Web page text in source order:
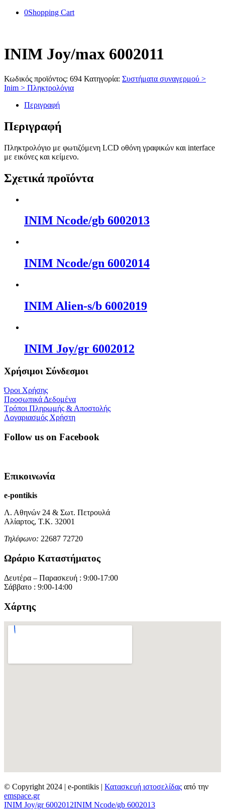
0Shopping Cart
INIM Joy/max 6002011
Κωδικός προϊόντος: 694 Κατηγορία: Συστήματα συναγερμού >
Inim > Πληκτρολόγια
Περιγραφή
Περιγραφή
Πληκτρολόγιο με φωτιζόμενη LCD οθόνη γραφικών και interface
με εικόνες και κείμενο.
Σχετικά προϊόντα
INIM Ncode/gb 6002013
INIM Ncode/gn 6002014
INIM Alien-s/b 6002019
INIM Joy/gr 6002012
Χρήσιμοι Σύνδεσμοι
Όροι Χρήσης
Προσωπικά Δεδομένα
Τρόποι Πληρωμής & Αποστολής
Λογαριασμός Χρήστη
Follow us on Facebook
Επικοινωνία
e-pontikis
Λ. Αθηνών 24 & Σωτ. Πετρουλά
Αλίαρτος, Τ.Κ. 32001
Τηλέφωνο: 22687 72720
Ωράριο Καταστήματος
Δευτέρα – Παρασκευή : 9:00-17:00
Σάββατο : 9:00-14:00
Χάρτης
© Copyright 2024 | e-pontikis | Κατασκευή ιστοσελίδας από την
emspace.gr
INIM Joy/gr 6002012INIM Ncode/gb 6002013